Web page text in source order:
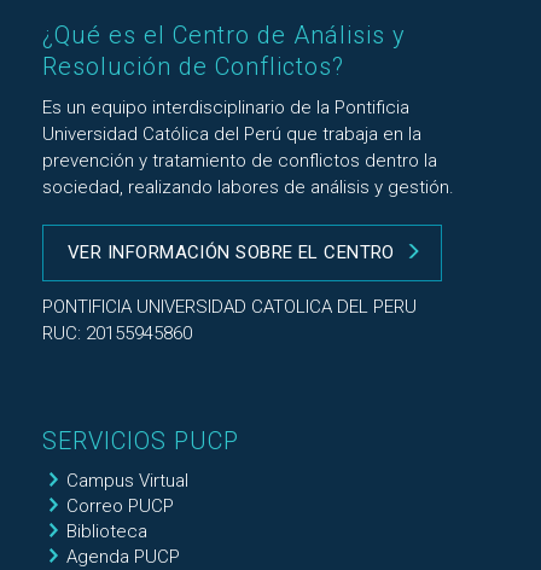
¿Qué es el Centro de Análisis y
Resolución de Conflictos?
Es un equipo interdisciplinario de la Pontificia
Universidad Católica del Perú que trabaja en la
prevención y tratamiento de conflictos dentro la
sociedad, realizando labores de análisis y gestión.
VER INFORMACIÓN SOBRE EL CENTRO
PONTIFICIA UNIVERSIDAD CATOLICA DEL PERU
RUC: 20155945860
SERVICIOS PUCP
Campus Virtual
Correo PUCP
Biblioteca
Agenda PUCP